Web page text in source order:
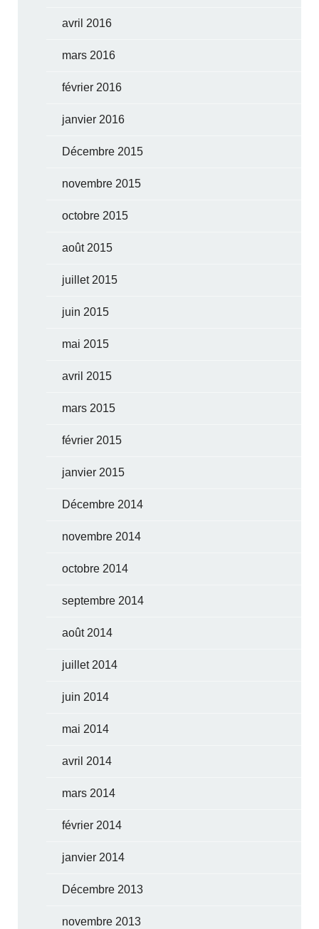
avril 2016
mars 2016
février 2016
janvier 2016
Décembre 2015
novembre 2015
octobre 2015
août 2015
juillet 2015
juin 2015
mai 2015
avril 2015
mars 2015
février 2015
janvier 2015
Décembre 2014
novembre 2014
octobre 2014
septembre 2014
août 2014
juillet 2014
juin 2014
mai 2014
avril 2014
mars 2014
février 2014
janvier 2014
Décembre 2013
novembre 2013